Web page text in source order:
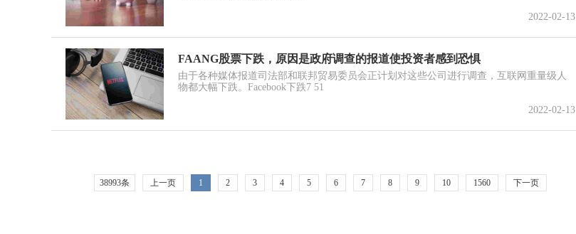
2022-02-13
FAANG股票下跌，原因是政府调查的报道使投资者感到恐惧
由于各种媒体报道司法部和联邦贸易委员会正计划对这些公司进行调查，互联网重量级人
物都大幅下跌。Facebook下跌7 51
2022-02-13
38993条 上一页 1 2 3 4 5 6 7 8 9 10 1560 下一页